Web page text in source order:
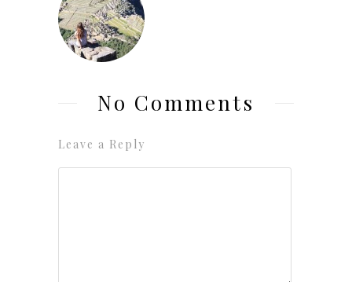
No Comments
Leave a Reply